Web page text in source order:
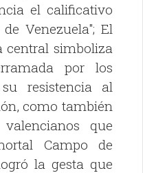
el calificativo
Venezuela"; El
central simboliza
por los
resistencia al
como también
que
Campo de
la gesta que